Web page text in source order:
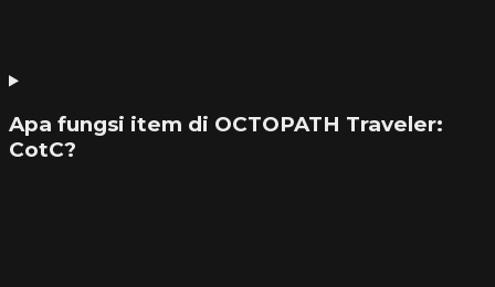
Apa fungsi item di OCTOPATH Traveler:
CotC?